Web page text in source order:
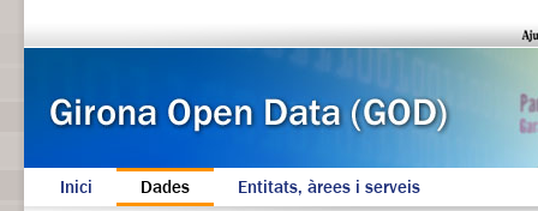
Inici Dades Entitats, àrees i serveis